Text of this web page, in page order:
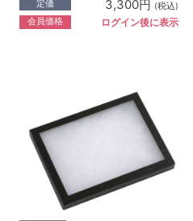
定価 3,300円 (税込)
会員価格 ログイン後に表示